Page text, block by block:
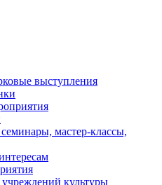
выступления
мастер-классы,
культуры